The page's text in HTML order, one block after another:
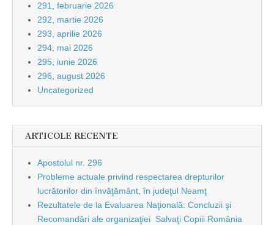
291, februarie 2026
292, martie 2026
293, aprilie 2026
294, mai 2026
295, iunie 2026
296, august 2026
Uncategorized
ARTICOLE RECENTE
Apostolul nr. 296
Probleme actuale privind respectarea drepturilor
lucrătorilor din învăţământ, în judeţul Neamţ
Rezultatele de la Evaluarea Naţională: Concluzii şi
Recomandări ale organizaţiei Salvaţi Copiii România